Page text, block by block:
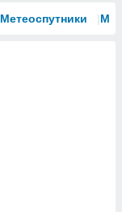
Метеоспутники